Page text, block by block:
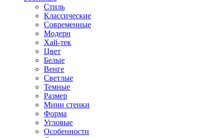
Стиль
Классические
Современные
Модерн
Хай-тек
Цвет
Белые
Венге
Светлые
Темные
Размер
Мини стенки
Форма
Угловые
Особенности